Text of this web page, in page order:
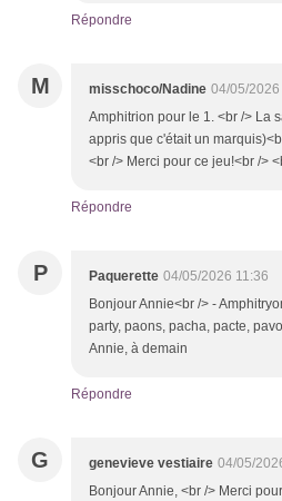
Répondre
M misschoco/Nadine 04/05/2026
Amphitrion pour le 1. <br /> La
appris que c'était un
<br /> Merci pour ce jeu!<br />
Répondre
P Paquerette 04/05/2026 11:36
Bonjour Annie<br /> -
party, paons, pacha, pacte,
Annie, à demain
Répondre
G genevieve vestiaire 04/05/
Bonjour Annie, <br /> Merci